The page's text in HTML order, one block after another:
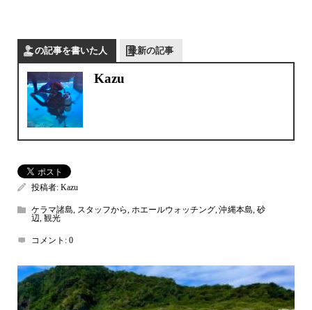
この記事を書いた人 最新の記事
Kazu
投稿者: Kazu
ケラマ諸島 スタッフから ホエールウォッチング,沖縄本島 砂
辺 観光
コメント: 0